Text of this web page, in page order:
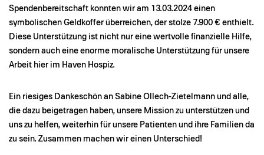
Spendenbereitschaft konnten wir am 13.03.2024 einen
symbolischen Geldkoffer überreichen, der stolze 7.900 € enthielt.
Diese Unterstützung ist nicht nur eine wertvolle finanzielle Hilfe,
sondern auch eine enorme moralische Unterstützung für unsere
Arbeit hier im Haven Hospiz.
Ein riesiges Dankeschön an Sabine Ollech-Zietelmann und alle,
die dazu beigetragen haben, unsere Mission zu unterstützen und
uns zu helfen, weiterhin für unsere Patienten und ihre Familien da
zu sein. Zusammen machen wir einen Unterschied!